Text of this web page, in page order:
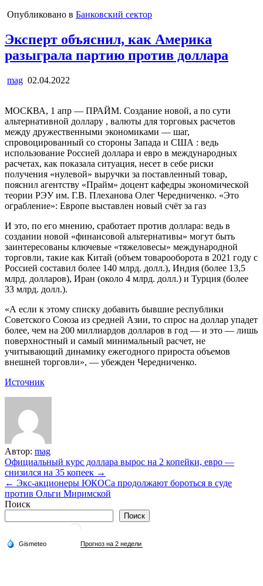
Опубликовано в Банковский сектор
Эксперт объяснил, как Америка
разыграла партию против доллара
mag 02.04.2022
МОСКВА, 1 апр — ПРАЙМ. Создание новой, а по сути
альтернативной доллару , валюты для торговых расчетов
между дружественными экономиками — шаг,
спровоцированный со стороны Запада и США : ведь
использование Россией доллара и евро в международных
расчетах, как показала ситуация, несет в себе риски
получения «нулевой» выручки за поставленный товар,
пояснил агентству «Прайм» доцент кафедры экономической
теории РЭУ им. Г.В. Плеханова Олег Чередниченко. «Это
ограбление»: Европе выставлен новый счёт за газ
И это, по его мнению, сработает против доллара: ведь в
создании новой «финансовой альтернативы» могут быть
заинтересованы ключевые «тяжеловесы» международной
торговли, такие как Китай (объем товарооборота в 2021 году с
Россией составил более 140 млрд. долл.), Индия (более 13,5
млрд. долларов), Иран (около 4 млрд. долл.) и Турция (более
33 млрд. долл.).
«А если к этому списку добавить бывшие республики
Советского Союза из средней Азии, то спрос на доллар упадет
более, чем на 200 миллиардов долларов в год — и это — лишь
поверхностный и самый минимальный расчет, не
учитывающий динамику ежегодного прироста объемов
внешней торговли», — убежден Чередниченко.
Источник
Автор: mag
Навигация
по
записям
Официальный курс доллара вырос на 2 копейки, евро —
снизился на 35 копеек →
← Экс-акционеры ЮКОСа продолжают бороться в суде
против Ольги Миримской
Поиск
Поиск